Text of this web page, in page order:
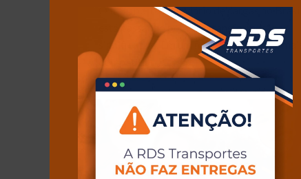
O transporte rodoviário de cargas no Brasil
está passando por uma transformação
significativa. Em um mercado cada vez mais
competitivo,…